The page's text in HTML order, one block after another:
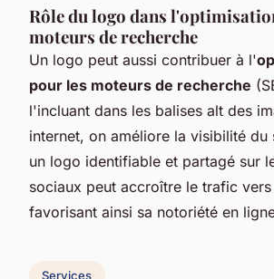
Rôle du logo dans
moteurs de recherche
Un logo peut aussi contribuer à l'
pour les moteurs de recherche
l'incluant dans les balises alt des
internet, on améliore la visibilité du
un logo identifiable et partagé sur
sociaux peut accroître le trafic
favorisant ainsi sa notoriété en
Services